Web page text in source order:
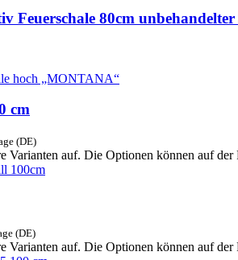
Feuerschale 80cm
cm
(DE)
Varianten auf. Die Optionen können auf
(DE)
Varianten auf. Die Optionen können auf